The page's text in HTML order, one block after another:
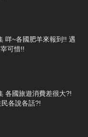
咩~各國肥羊來報到!! 遇
可惜!!
各國旅遊消費差很大?!
各說各話?!